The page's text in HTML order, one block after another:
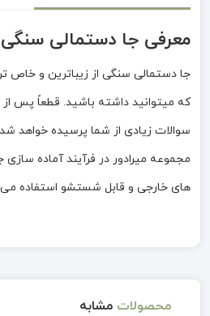
معرفی جا دستمالی سنگی
جا دستمالی سنگی از زیباترین و
که میتوانید داشته باشید. قطعاً پس
سوالات زیادی از شما پرسیده خواهد شد
مجموعه میرادور در فرآیند آماده
های خارجی و قابل شستشو استفاده می
محصولات مشابه